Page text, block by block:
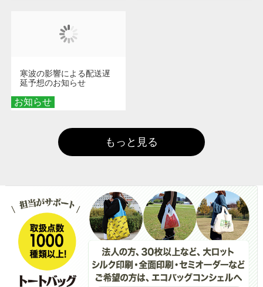
お知らせ
寒波の影響による配送遅
延予想のお知らせ
もっと見る